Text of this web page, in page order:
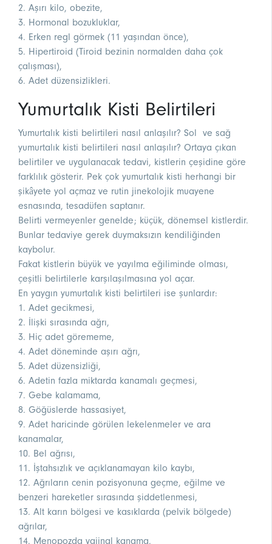
2. Aşırı kilo, obezite,
3. Hormonal bozukluklar,
4. Erken regl görmek (11 yaşından önce),
5. Hipertiroid (Tiroid bezinin normalden daha çok
çalışması),
6. Adet düzensizlikleri.
Yumurtalık Kisti Belirtileri
Yumurtalık kisti belirtileri nasıl anlaşılır? Sol ve sağ
yumurtalık kisti belirtileri nasıl anlaşılır? Ortaya çıkan
belirtiler ve uygulanacak tedavi, kistlerin çeşidine göre
farklılık gösterir. Pek çok yumurtalık kisti herhangi bir
şikâyete yol açmaz ve rutin jinekolojik muayene
esnasında, tesadüfen saptanır.
Belirti vermeyenler genelde; küçük, dönemsel kistlerdir.
Bunlar tedaviye gerek duymaksızın kendiliğinden
kaybolur.
Fakat kistlerin büyük ve yayılma eğiliminde olması,
çeşitli belirtilerle karşılaşılmasına yol açar.
En yaygın yumurtalık kisti belirtileri ise şunlardır:
1. Adet gecikmesi,
2. İlişki sırasında ağrı,
3. Hiç adet görememe,
4. Adet döneminde aşırı ağrı,
5. Adet düzensizliği,
6. Adetin fazla miktarda kanamalı geçmesi,
7. Gebe kalamama,
8. Göğüslerde hassasiyet,
9. Adet haricinde görülen lekelenmeler ve ara
kanamalar,
10. Bel ağrısı,
11. İştahsızlık ve açıklanamayan kilo kaybı,
12. Ağrıların cenin pozisyonuna geçme, eğilme ve
benzeri hareketler sırasında şiddetlenmesi,
13. Alt karın bölgesi ve kasıklarda (pelvik bölgede)
ağrılar,
14. Menopozda vajinal kanama.